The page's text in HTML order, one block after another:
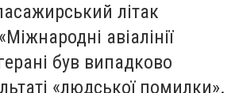
літак
авіалінії
був випадково
«людської помилки».